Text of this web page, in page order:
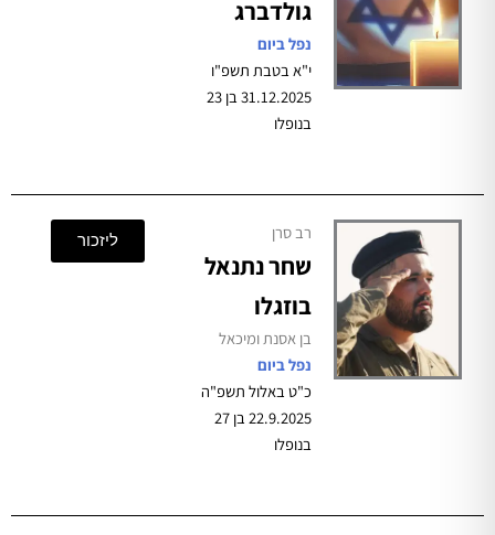
גולדברג
נפל ביום
י"א בטבת תשפ"ו
31.12.2025 בן 23
רב סרן
שחר נתנאל
בוזגלו
בן אסנת ומיכאל
נפל ביום
כ"ט באלול תשפ"ה
22.9.2025 בן 27